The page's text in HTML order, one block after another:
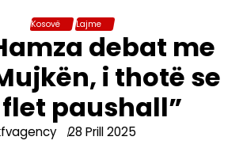
Kosovë Lajme
debat me
i thotë se
paushall”
28 Prill 2025